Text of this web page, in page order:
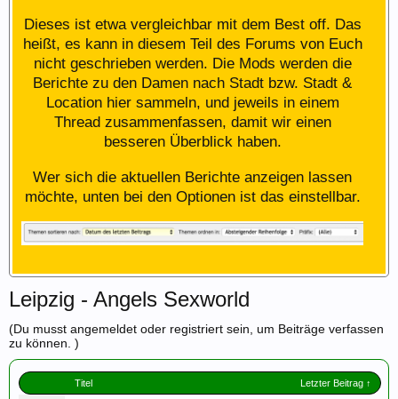
Dieses ist etwa vergleichbar mit dem Best off. Das
heißt, es kann in diesem Teil des Forums von Euch
nicht geschrieben werden. Die Mods werden die
Berichte zu den Damen nach Stadt bzw. Stadt &
Location hier sammeln, und jeweils in einem
Thread zusammenfassen, damit wir einen
besseren Überblick haben.
Wer sich die aktuellen Berichte anzeigen lassen
möchte, unten bei den Optionen ist das einstellbar.
Leipzig - Angels Sexworld
(Du musst angemeldet oder registriert sein, um Beiträge verfassen
zu können. )
Titel Letzter Beitrag ↑